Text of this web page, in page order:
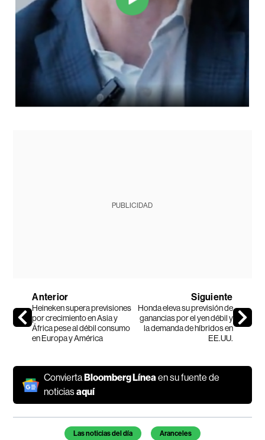
PUBLICIDAD
Anterior
Heineken supera previsiones
por crecimiento en Asia y
África pese al débil consumo
en Europa y América
Siguiente
Honda eleva su previsión de
ganancias por el yen débil y
la demanda de híbridos en
EE.UU.
Convierta Bloomberg Líneaen su fuente de
noticiasaquí
Temas de este artículo
Las noticias del día Aranceles